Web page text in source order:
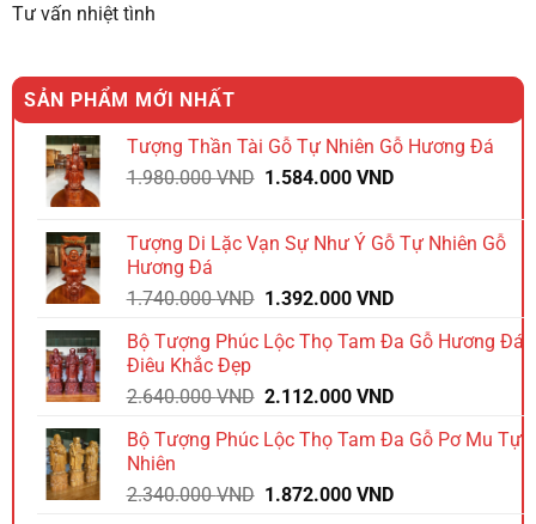
Tư vấn nhiệt tình
SẢN PHẨM MỚI NHẤT
Tượng Thần Tài Gỗ Tự Nhiên Gỗ Hương Đá
1.980.000VND Giá
1.980.000 VND.
1.584.000VNDGiá
là:
Tượng Di Lặc Vạn Sự Như Ý Gỗ Tự Nhiên Gỗ
Hương Đá
1.740.000VND Giá
là:
1.392.000VNDGiá
tại
1.392.000 VND.
Bộ Tượng Phúc Lộc Thọ Tam Đa Gỗ Hương Đá
Điêu Khắc Đẹp
2.640.000VND Giá
là:
2.112.000VNDGiá
tại
2.112.000 VND.
Bộ Tượng Phúc Lộc Thọ Tam Đa Gỗ Pơ Mu Tự
Nhiên
2.340.000VND Giá
1.872.000VNDGiá